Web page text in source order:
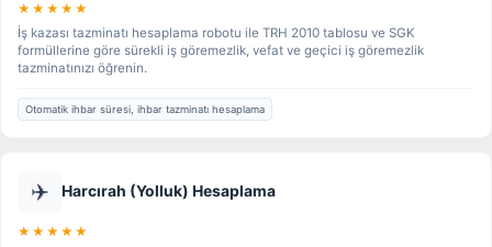
★★★★★
İş kazası tazminatı hesaplama robotu ile TRH 2010 tablosu ve SGK
formüllerine göre sürekli iş göremezlik, vefat ve geçici iş göremezlik
tazminatınızı öğrenin.
Otomatik ihbar süresi, ihbar tazminatı hesaplama
✈️ Harcırah (Yolluk) Hesaplama
★★★★★